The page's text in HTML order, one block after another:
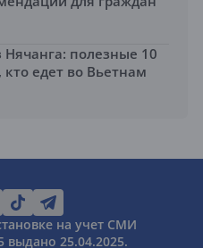
Нячанга: полезные 10
кто едет во Вьетнам
на учет СМИ
выдано 25.04.2025.